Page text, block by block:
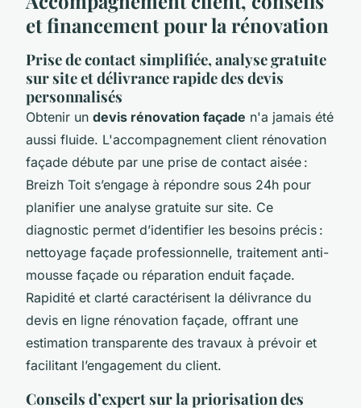
et financement pour la rénovation
Prise de contact simplifiée, analyse gratuite
sur site et délivrance rapide des devis
personnalisés
Obtenir un devis rénovation façade n'a jamais été
aussi fluide. L'accompagnement client rénovation
façade débute par une prise de contact aisée :
Breizh Toit s’engage à répondre sous 24h pour
planifier une analyse gratuite sur site. Ce
diagnostic permet d’identifier les besoins précis :
nettoyage façade professionnelle, traitement anti-
mousse façade ou réparation enduit façade.
Rapidité et clarté caractérisent la délivrance du
devis en ligne rénovation façade, offrant une
estimation transparente des travaux à prévoir et
facilitant l’engagement du client.
Conseils d’expert sur la priorisation des